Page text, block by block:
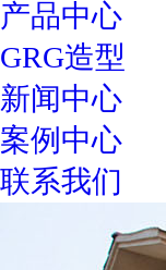
产品中心
GRG造型
新闻中心
案例中心
联系我们